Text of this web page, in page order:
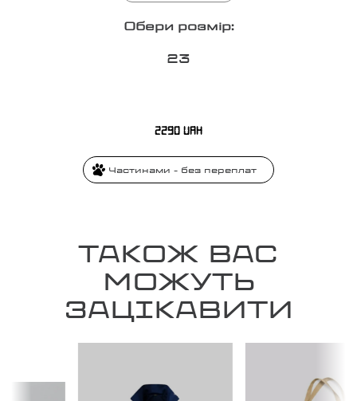
Обери розмір:
23
2290 UAH
Частинами - без переплат
ТАКОЖ ВАС
МОЖУТЬ
ЗАЦІКАВИТИ